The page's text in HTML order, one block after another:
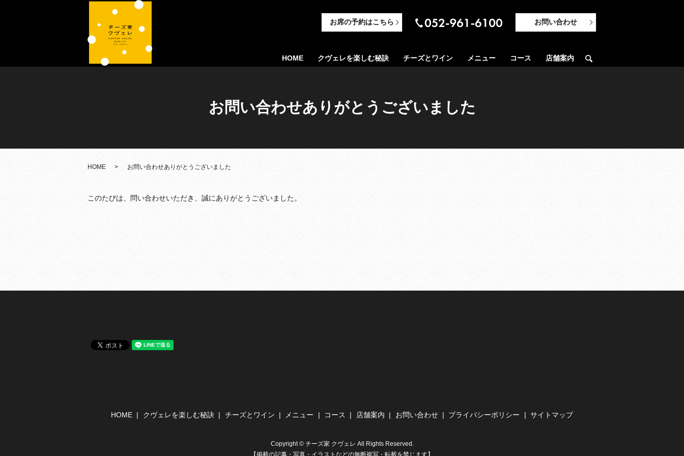
HOME クヴェレを楽しむ秘訣 チーズとワイン メニュー コース 店舗案内 search
お席の予約はこちら お問い合わせ
お問い合わせありがとうございました
HOME お問い合わせありがとうございました
このたびは、問い合わせいただき、誠にありがとうございました。
HOME クヴェレを楽しむ秘訣 チーズとワイン メニュー コース 店舗案内 お問い合わせ プライバシーポリシー サイトマップ
Copyright © チーズ家 クヴェレ All Rights Reserved.